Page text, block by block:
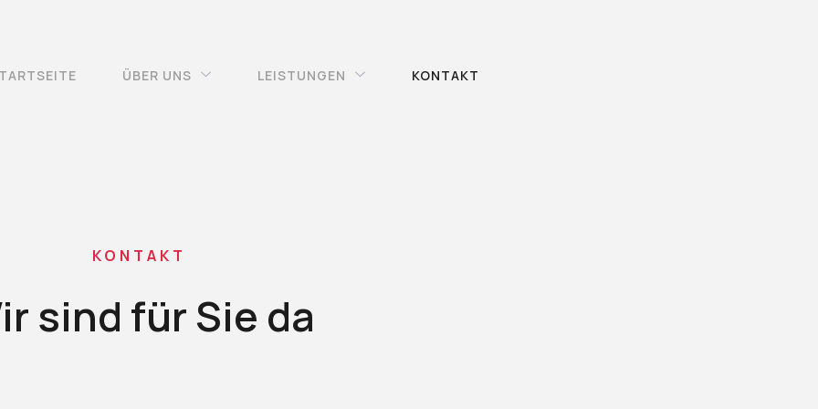
ÜBER UNS LEISTUNGEN KONTAKT
KONTAKT
sind für Sie da